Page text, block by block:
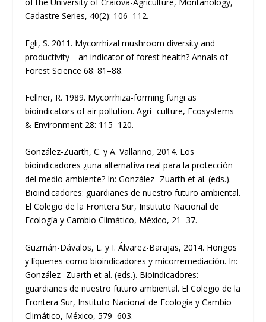
Cadastre Series, 40(2): 106–112.
Egli, S. 2011. Mycorrhizal mushroom diversity and
productivity—an indicator of forest health? Annals of
Forest Science 68: 81–88.
Fellner, R. 1989. Mycorrhiza-forming fungi as
bioindicators of air pollution. Agri- culture, Ecosystems
& Environment 28: 115–120.
González-Zuarth, C. y A. Vallarino, 2014. Los
bioindicadores ¿una alternativa real para la protección
del medio ambiente? In: González- Zuarth et al. (eds.).
Bioindicadores: guardianes de nuestro futuro ambiental.
El Colegio de la Frontera Sur, Instituto Nacional de
Ecología y Cambio Climático, México, 21–37.
Guzmán-Dávalos, L. y I. Álvarez-Barajas, 2014. Hongos
y líquenes como bioindicadores y micorremediación. In:
González- Zuarth et al. (eds.). Bioindicadores:
guardianes de nuestro futuro ambiental. El Colegio de la
Frontera Sur, Instituto Nacional de Ecología y Cambio
Climático, México, 579–603.